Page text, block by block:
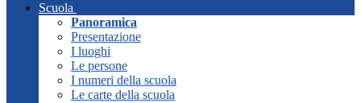
Scuola
Panoramica
Presentazione
I luoghi
Le persone
I numeri della scuola
Le carte della scuola